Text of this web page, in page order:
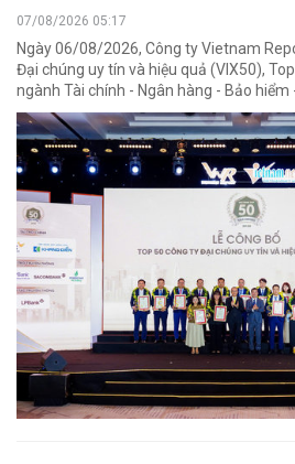
07/08/2026 05:17
Ngày 06/08/2026, Công ty Vietnam
Đại chúng uy tín và hiệu quả (VIX50),
ngành Tài chính - Ngân hàng - Bảo hiểm